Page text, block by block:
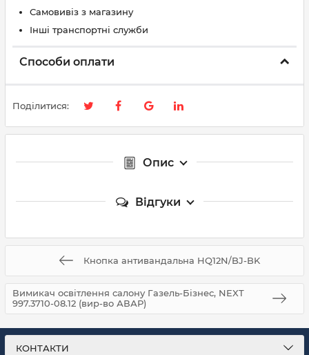
Самовивіз з магазину
Інші транспортні служби
Способи оплати
Поділитися:
Опис
Відгуки
Кнопка антивандальна HQ12N/BJ-BK
Вимикач освітлення салону Газель-Бізнес, NEXT
997.3710-08.12 (вир-во АВАР)
КОНТАКТИ